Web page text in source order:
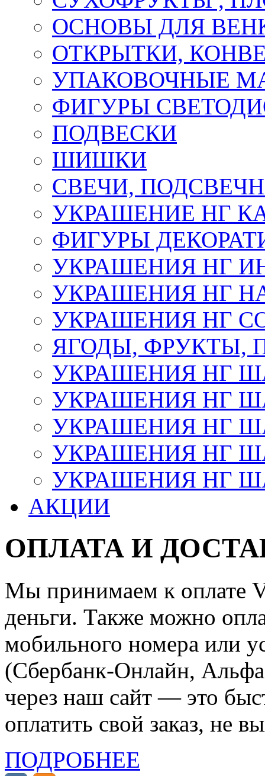
ОСНОВЫ ДЛЯ
ОТКРЫТКИ,
УПАКОВОЧНЫЕ
ФИГУРЫ
ПОДВЕСКИ
ШИШКИ
СВЕЧИ,
УКРАШЕНИЕ НГ
ФИГУРЫ
УКРАШЕНИЯ НГ
УКРАШЕНИЯ НГ
УКРАШЕНИЯ НГ
ЯГОДЫ, ФРУКТЫ,
УКРАШЕНИЯ НГ
УКРАШЕНИЯ НГ
УКРАШЕНИЯ НГ
УКРАШЕНИЯ НГ
УКРАШЕНИЯ НГ
АКЦИИ
ОПЛАТА И
Мы принимаем к оплате
деньги. Также можно
мобильного номера или
(Сбербанк-Онлайн,
через наш сайт — это
оплатить свой заказ, не
ПОДРОБНЕЕ